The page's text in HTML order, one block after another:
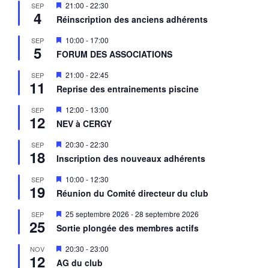
SEP
4
M
i
s
n
a
a
n
t
21:00 -22:30
Réinscription des anciens adhérents
SEP
5
M
i
s
n
a
v
a
n
t
10:00 - 17:00
FORUM DES ASSOCIATIONS
SEP
11
M
s
n
a
a
n
t
21:00 -22:45
Reprise des entrainements piscine
SEP
12
M
i
s
n
a
a
n
t
12:00 - 13:00
NEV à CERGY
SEP
18
M
s
n
a
a
n
t
20:30 -22:30
Inscription des nouveaux adhérents
SEP
19
M
i
s
n
a
a
n
t
10:00 - 12:30
Réunion du Comité directeur du club
SEP
25
M
s
n
a
25 septembre 2026 -28 septembre 2026
Sortie plongée des membres actifs
NOV
12
M
i
20:30 -23:00
AG du club